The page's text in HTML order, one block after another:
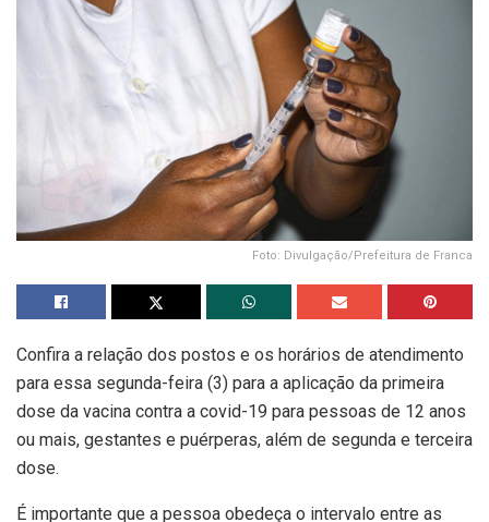
Foto: Divulgação/Prefeitura de Franca
Confira a relação dos postos e os horários de atendimento
para essa segunda-feira (3) para a aplicação da primeira
dose da vacina contra a covid-19 para pessoas de 12 anos
ou mais, gestantes e puérperas, além de segunda e terceira
dose.
É importante que a pessoa obedeça o intervalo entre as